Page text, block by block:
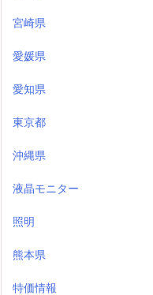
宮崎県
愛媛県
愛知県
東京都
沖縄県
液晶モニター
照明
熊本県
特価情報